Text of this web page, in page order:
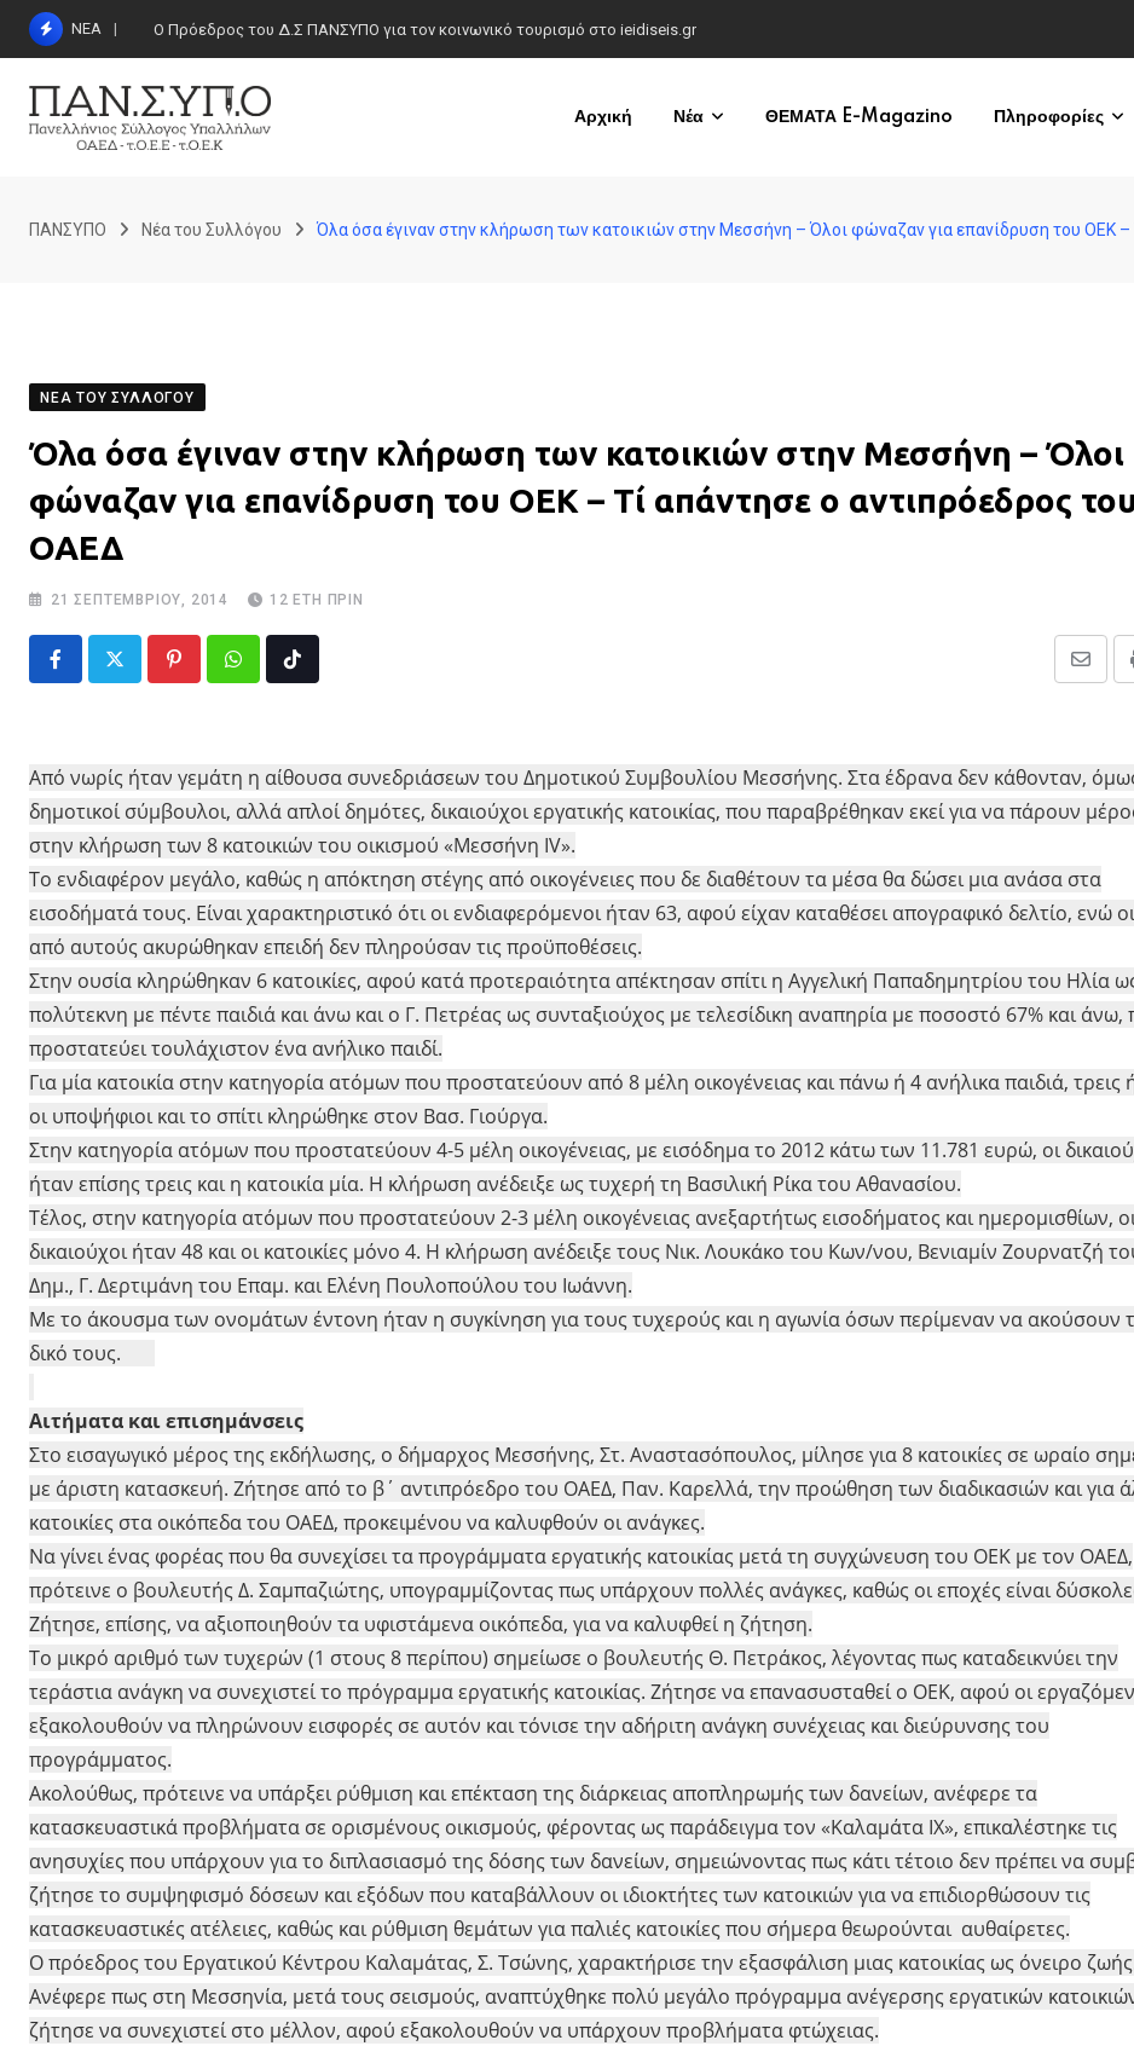
Skip
content
ΝΕΑ Ο Πρόεδρος του Δ.Σ ΠΑΝΣΥΠΟ για τον κοινωνικό τουρισμό στο ieidiseis.gr
Αρχική Νέα ΘΕΜΑΤΑ E-Magazino Πληροφορίες
ΠΑΝΣΥΠΟ Νέα του Συλλόγου Όλα όσα έγιναν στην κλήρωση των κατοικιών στην Μεσσήνη – Όλοι φώναζαν για επανίδρυση του ΟΕΚ
ΝΈΑ ΤΟΥ ΣΥΛΛΌΓΟΥ
Όλα όσα έγιναν στην κλήρωση των κατοικιών στην Μεσσήνη – Όλοι
φώναζαν για επανίδρυση του ΟΕΚ – Τί απάντησε ο αντιπρόεδρος του
ΟΑΕΔ
21 ΣΕΠΤΕΜΒΡΊΟΥ, 2014 12 ΈΤΗ ΠΡΙΝ
PinterestWhatsapp
Share
Tiktok
Από νωρίς ήταν γεμάτη η αίθουσα συνεδριάσεων του Δημοτικού Συμβουλίου Μεσσήνης. Στα έδρανα δεν κάθονταν,
δημοτικοί σύμβουλοι, αλλά απλοί δημότες, δικαιούχοι εργατικής κατοικίας, που παραβρέθηκαν εκεί για να πάρουν
στην κλήρωση των 8 κατοικιών του οικισμού «Μεσσήνη IV».
Το ενδιαφέρον μεγάλο, καθώς η απόκτηση στέγης από οικογένειες που δε διαθέτουν τα μέσα θα δώσει μια ανάσα στα
εισοδήματά τους. Είναι χαρακτηριστικό ότι οι ενδιαφερόμενοι ήταν 63, αφού είχαν καταθέσει απογραφικό δελτίο, ενώ
από αυτούς ακυρώθηκαν επειδή δεν πληρούσαν τις προϋποθέσεις.
Στην ουσία κληρώθηκαν 6 κατοικίες, αφού κατά προτεραιότητα απέκτησαν σπίτι η Αγγελική Παπαδημητρίου του Ηλία
πολύτεκνη με πέντε παιδιά και άνω και ο Γ. Πετρέας ως συνταξιούχος με τελεσίδικη αναπηρία με ποσοστό 67% και άνω,
προστατεύει τουλάχιστον ένα ανήλικο παιδί.
Για μία κατοικία στην κατηγορία ατόμων που προστατεύουν από 8 μέλη οικογένειας και πάνω ή 4 ανήλικα παιδιά, τρεις
οι υποψήφιοι και το σπίτι κληρώθηκε στον Βασ. Γιούργα.
Στην κατηγορία ατόμων που προστατεύουν 4-5 μέλη οικογένειας, με εισόδημα το 2012 κάτω των 11.781 ευρώ, οι
ήταν επίσης τρεις και η κατοικία μία. Η κλήρωση ανέδειξε ως τυχερή τη Βασιλική Ρίκα του Αθανασίου.
Τέλος, στην κατηγορία ατόμων που προστατεύουν 2-3 μέλη οικογένειας ανεξαρτήτως εισοδήματος και ημερομισθίων,
δικαιούχοι ήταν 48 και οι κατοικίες μόνο 4. Η κλήρωση ανέδειξε τους Νικ. Λουκάκο του Κων/νου, Βενιαμίν Ζουρνατζή
Δημ., Γ. Δερτιμάνη του Επαμ. και Ελένη Πουλοπούλου του Ιωάννη.
Με το άκουσμα των ονομάτων έντονη ήταν η συγκίνηση για τους τυχερούς και η αγωνία όσων περίμεναν να ακούσουν
δικό τους.
Αιτήματα και επισημάνσεις
Στο εισαγωγικό μέρος της εκδήλωσης, ο δήμαρχος Μεσσήνης, Στ. Αναστασόπουλος, μίλησε για 8 κατοικίες σε ωραίο
με άριστη κατασκευή. Ζήτησε από το β΄ αντιπρόεδρο του ΟΑΕΔ, Παν. Καρελλά, την προώθηση των διαδικασιών και για
κατοικίες στα οικόπεδα του ΟΑΕΔ, προκειμένου να καλυφθούν οι ανάγκες.
Να γίνει ένας φορέας που θα συνεχίσει τα προγράμματα εργατικής κατοικίας μετά τη συγχώνευση του ΟΕΚ με τον ΟΑΕΔ,
πρότεινε ο βουλευτής Δ. Σαμπαζιώτης, υπογραμμίζοντας πως υπάρχουν πολλές ανάγκες, καθώς οι εποχές είναι
Ζήτησε, επίσης, να αξιοποιηθούν τα υφιστάμενα οικόπεδα, για να καλυφθεί η ζήτηση.
Το μικρό αριθμό των τυχερών (1 στους 8 περίπου) σημείωσε ο βουλευτής Θ. Πετράκος, λέγοντας πως καταδεικνύει την
τεράστια ανάγκη να συνεχιστεί το πρόγραμμα εργατικής κατοικίας. Ζήτησε να επανασυσταθεί ο ΟΕΚ, αφού οι
εξακολουθούν να πληρώνουν εισφορές σε αυτόν και τόνισε την αδήριτη ανάγκη συνέχειας και διεύρυνσης του
προγράμματος.
Ακολούθως, πρότεινε να υπάρξει ρύθμιση και επέκταση της διάρκειας αποπληρωμής των δανείων, ανέφερε τα
κατασκευαστικά προβλήματα σε ορισμένους οικισμούς, φέροντας ως παράδειγμα τον «Καλαμάτα IX», επικαλέστηκε τις
ανησυχίες που υπάρχουν για το διπλασιασμό της δόσης των δανείων, σημειώνοντας πως κάτι τέτοιο δεν πρέπει να
ζήτησε το συμψηφισμό δόσεων και εξόδων που καταβάλλουν οι ιδιοκτήτες των κατοικιών για να επιδιορθώσουν τις
κατασκευαστικές ατέλειες, καθώς και ρύθμιση θεμάτων για παλιές κατοικίες που σήμερα θεωρούνται αυθαίρετες.
Ο πρόεδρος του Εργατικού Κέντρου Καλαμάτας, Σ. Τσώνης, χαρακτήρισε την εξασφάλιση μιας κατοικίας ως όνειρο
Ανέφερε πως στη Μεσσηνία, μετά τους σεισμούς, αναπτύχθηκε πολύ μεγάλο πρόγραμμα ανέγερσης εργατικών
ζήτησε να συνεχιστεί στο μέλλον, αφού εξακολουθούν να υπάρχουν προβλήματα φτώχειας.